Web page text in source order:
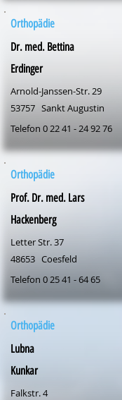
Orthopädie
Dr. med. Bettina
Erdinger
Arnold-Janssen-Str. 29
53757 Sankt Augustin
Telefon 0 22 41 - 24 92 76
Orthopädie
Prof. Dr. med. Lars
Hackenberg
Letter Str. 37
48653 Coesfeld
Telefon 0 25 41 - 64 65
Orthopädie
Lubna
Kunkar
Falkstr. 4